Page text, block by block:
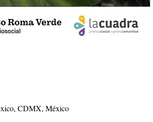
CDMX, México